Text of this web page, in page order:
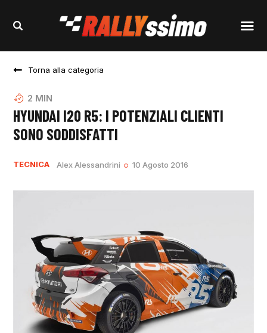
Torna alla categoria
2 MIN
HYUNDAI I20 R5: I POTENZIALI CLIENTI
SONO SODDISFATTI
TECNICA Alex Alessandrini 10 Agosto 2016